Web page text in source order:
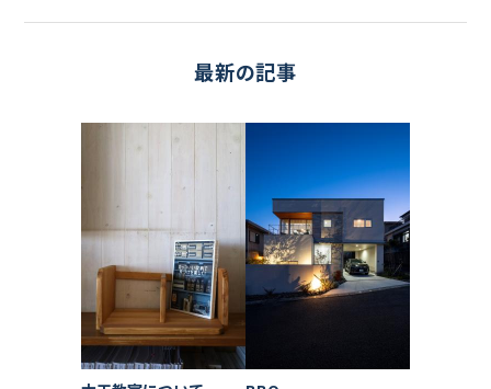
最新の記事